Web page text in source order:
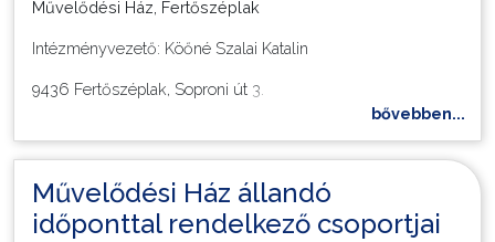
Művelődési Ház, Fertőszéplak
Intézményvezető: Köőné Szalai Katalin
9436 Fertőszéplak, Soproni út 3.
bővebben...
Művelődési Ház állandó
időponttal rendelkező csoportjai